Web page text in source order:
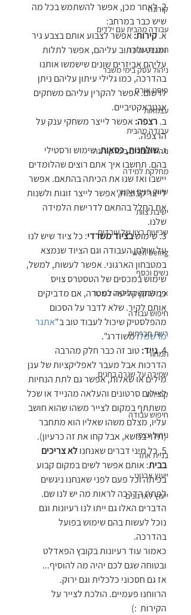
קורונה
עבודה מהבית עם ילדים
תוכנית עבודה
ניהול עסק בימי משבר
פוסט אורח
עצמאות
עבודה מהבית
ניהול עובדים בימי קורונה
מחלקת למידה
שיווק פנים ארגוני
ישיבת צוות
שביעות רצון של עובדים
well being
נשים וכסף
איך לבקש העלאה בשכר
חיפוש עבודה
רשת חברתית
תמחור
שמירה על שגרה בחגים
קריירה
חיפוש עבודה
ניהול עצמי
בניית אתר
ייעוץ ארגוני
ייעוץ לארגונים
2. לאחר מכן, אפשר להשתמש בכל מה
שיש כבר במרחב:
א. קירות: אפשר לצבוע אותם בצבע גיר
ומגנט ולכתוב עליהם, אפשר לתלות
עליהם אביזרים שונים שישמשו אותנו
בהדרכה, כמו גלילי עיתון עליהם ניתן
לרשום. אפשר להקרין עליהם משחקים
אנטראקטיביים.
ב. רצפה: אפשר לייצר משחקי ענק על
הרצפה.
ג. שולחנות, כסאות: שימוש ורסטילי
בהם. תחשבו איך אתם רוצים שהלומדים
יישבו ואז שנו את הכיתה בהתאם. אפשר
לייצר קבוצות, אפשר לייצר זוגות ולשנות
את החלל בהתאם לדרישת הלמידה
שלנו.
3. שימוש
בציוד משרדי: כל ציוד שיש לנו
על שולחן העבודה וגם הציוד שנמצא
במטבחון הארגוני. אפשר לעשות, למשל,
שימוש במכסים של הטסטרס צויס
כמשחק קליעה למטרה, אם מדביקים
אותם לקיר. שלא לדבר על הסכום
מהפלסטיק שיכול לעבוד טוב ב"אתגר
מרשמלו משודרג".
4. נייד: טוב זה כבר חלק מהרבה
הדרכות אבל מעבר לאפליקציות של ענן
מילים או שאלות, אפשר גם לתת הנחיות
לצילום סרטונים והעלאה מהנייד או שכל
משתתף במקום לצייר משהו שהוא חושב
עליו, מצלם משהו שאליו הוא מתחבר
(תלוי בנושא, אבל קחו את זה כרעיון).
5. כל מיני דברים שאנחנו
לא צריכים
בבית: אותם אפשר לשים במקום קבוע
בכיתה וכל פעם לפני שאנחנו ניגשים
לפתח הדרכה לראות מה יש לנו שם.
הדברים האלו גם ייתו לנו רעיונות וגם
נוכל לעשות בהם שימוש בפועל
בהדרכה.
כאמור עוד רעיונות בקובץ הפאדלט
ובטוחה שגם לכם יהיה מה להוסיף...
אז גם חסכוני כלכלית וגם ירוק.
הרווחנו פעמיים. הולכת לצייר על
הקירות  :)